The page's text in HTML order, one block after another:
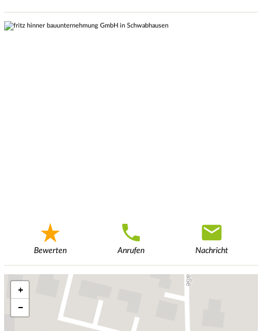
Bewerten Anrufen Nachricht
+
−